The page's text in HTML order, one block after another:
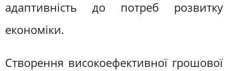
адаптивність до потреб розвитку
економіки.
Створення високоефективної грошової